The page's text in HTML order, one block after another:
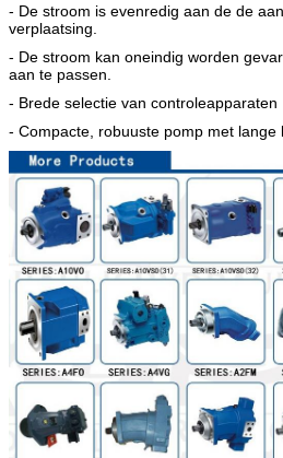
- De stroom is evenredig aan de de
verplaatsing.
- De stroom kan oneindig worden
aan te passen.
- Brede selectie van controleapparaten
- Compacte, robuuste pomp met lange